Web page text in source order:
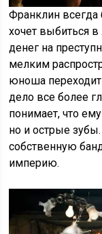
Франклин
хочет выбиться
денег на
мелким
юноша переходит
дело все более
понимает, что
но и острые
собственную
империю.